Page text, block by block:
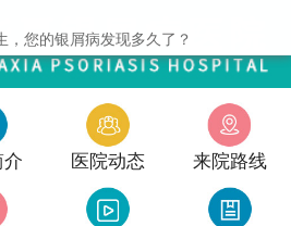
介 医院动态 来院路线
，您的银屑病发现多久了？